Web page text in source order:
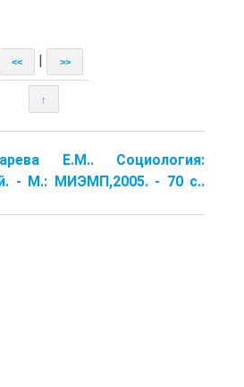
<< >>
↑
Е.М.. Социология:
- М.: МИЭМП,2005. - 70 с..